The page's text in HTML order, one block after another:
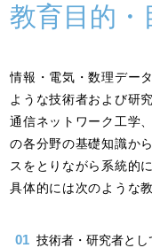
教育目的・
情報・電気・数理デー
ような技術者および研
通信ネットワーク工学
の各分野の基礎知識か
スをとりながら系統的
具体的には次のような
技術者・研究者と